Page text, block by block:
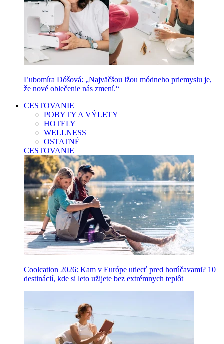
Ľubomíra Dóšová: „Najväčšou lžou módneho priemyslu je,
že nové oblečenie nás zmení.“
CESTOVANIE
POBYTY A VÝLETY
HOTELY
WELLNESS
OSTATNÉ
CESTOVANIE
Coolcation 2026: Kam v Európe utiecť pred horúčavami? 10
destinácií, kde si leto užijete bez extrémnych teplôt